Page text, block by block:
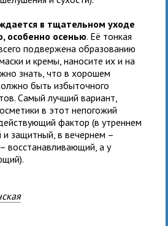
в тщательном уходе
особенно осенью. Её тонкая
подвержена образованию
и кремы, наносите их и на
знать, что в хорошем
быть избыточного
Самый лучший вариант,
в этот непогожий
фактор (в утреннем
защитный, в вечернем –
восстанавливающий, а у